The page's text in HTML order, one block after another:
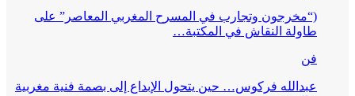
(“مخرجون وتجارب في المسرح المغربي المعاصر” على
طاولة النقاش في المكتبة…
عبدالله فركوس… حين يتحول الإبداع إلى بصمة فنية مغربية